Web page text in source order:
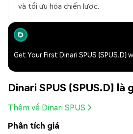
và tối ưu hóa chiến lược.
Get Your First Dinari SPUS (SPUS.D)
Dinari SPUS (SPUS.D) là
Thêm về Dinari SPUS
Phân tích giá